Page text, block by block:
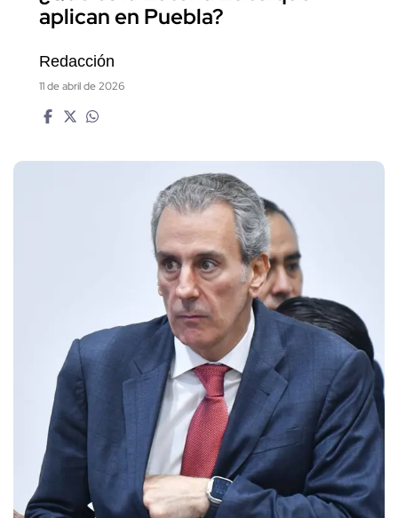
aplican en Puebla?
Redacción
11 de abril de 2026